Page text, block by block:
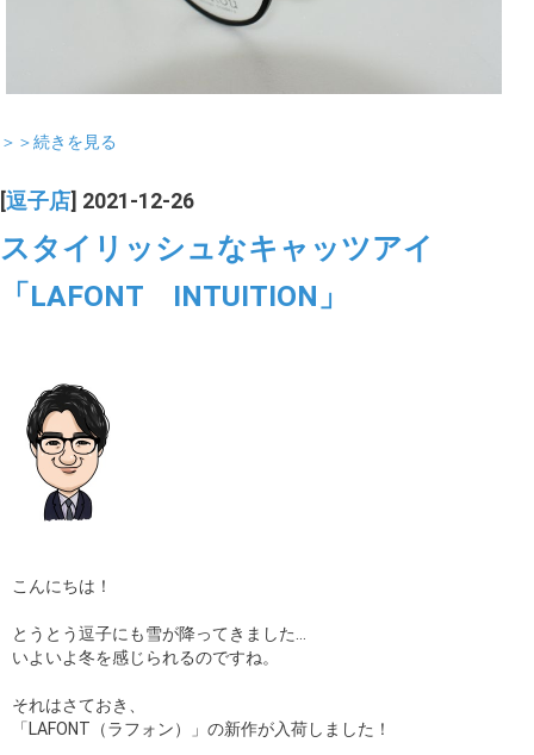
＞＞続きを見る
逗子店 ] 2021-12-26
スタイリッシュなキャッツアイ
「LAFONT INTUITION」
こんにちは！
とうとう逗子にも雪が降ってきました…
いよいよ冬を感じられるのですね。
それはさておき、
「LAFONT（ラフォン）」の新作が入荷しました！